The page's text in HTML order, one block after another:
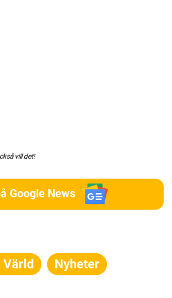
vill det!
Google News
Värld
Nyheter